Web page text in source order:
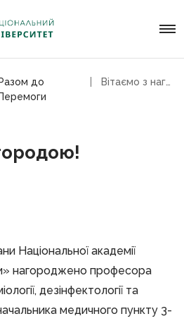
Разом до
Перемоги
Національної академії
нагороджено професора
дезінфектології та
медичного пункту 3-